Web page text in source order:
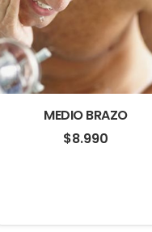
MEDIO BRAZO
$8.990